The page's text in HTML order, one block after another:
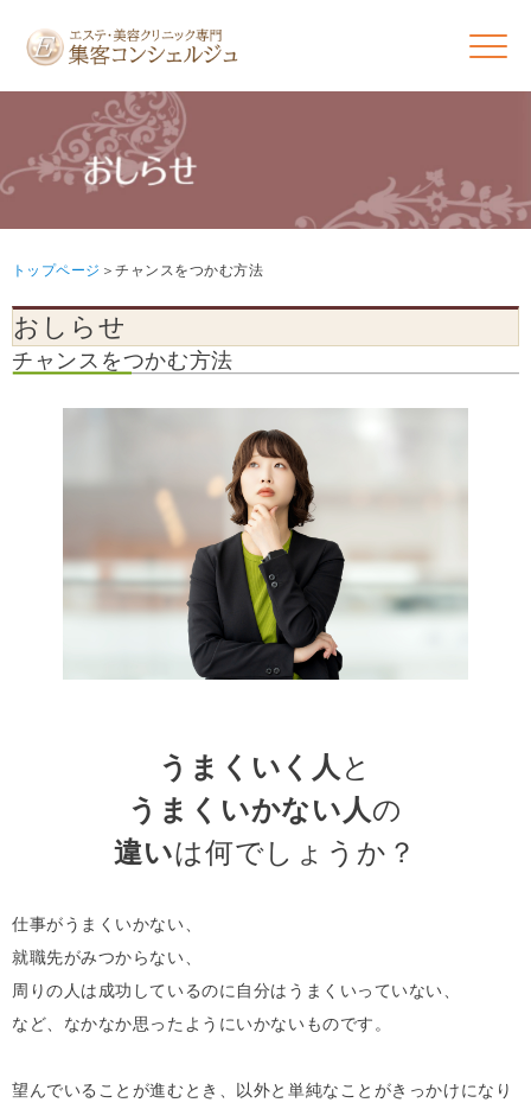
トップページ チャンスをつかむ方法
おしらせ
チャンスをつかむ方法
うまくいく人 と
うまくいかない人の
違いは何でしょうか？
仕事がうまくいかない、
就職先がみつからない、
周りの人は成功しているのに自分はうまくいっていない、
など、なかなか思ったようにいかないものです。
望んでいることが進むとき、以外と単純なことがきっかけになり